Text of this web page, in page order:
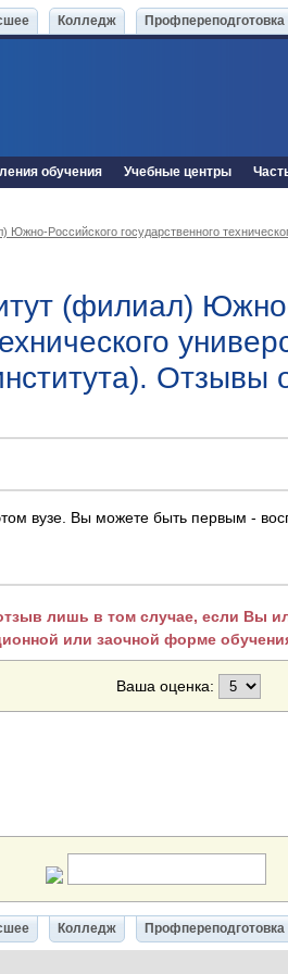
Колледж Профпереподготовка
обучения Учебные центры
Южно-Российского государственного
(филиал)
Отзывы
вузе. Вы можете быть первым -
лишь в том случае, если Вы
или заочной форме
Ваша оценка:
Колледж Профпереподготовка